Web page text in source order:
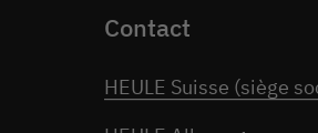
Contact
HEULE Suisse (siège